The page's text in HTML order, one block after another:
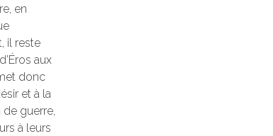
en
il reste
aux
donc
et à la
guerre,
à leurs